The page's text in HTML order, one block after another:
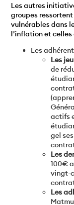
Les autres
groupes
vulnérables dans
l’inflation et
Les
Les
de
actifs
gel
Les
100€
vingt-
Les